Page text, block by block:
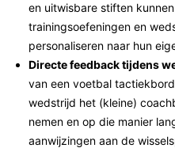
en uitwisbare stiften
trainingsoefeningen en
personaliseren naar hun
Directe feedback tijdens
van een voetbal
wedstrijd het (kleine)
nemen en op die manier
aanwijzingen aan de